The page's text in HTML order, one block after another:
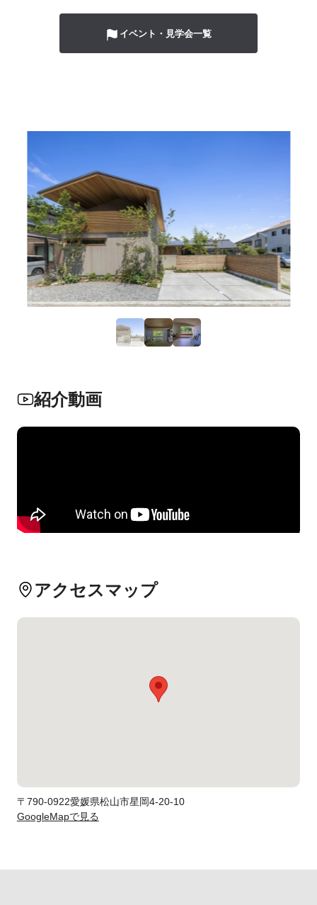
イベント・見学会一覧
紹介動画
アクセスマップ
〒790-0922愛媛県松山市星岡4-20-10
GoogleMapで見る